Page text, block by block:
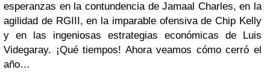
esperanzas en la contundencia de Jamaal Charles, en la
agilidad de RGIII, en la imparable ofensiva de Chip Kelly
y en las ingeniosas estrategias económicas de Luis
Videgaray. ¡Qué tiempos! Ahora veamos cómo cerró el
año…